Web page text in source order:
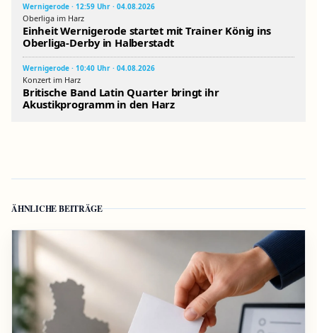
Wernigerode · 12:59 Uhr · 04.08.2026
Oberliga im Harz
Einheit Wernigerode startet mit Trainer König ins
Oberliga-Derby in Halberstadt
Wernigerode · 10:40 Uhr · 04.08.2026
Konzert im Harz
Britische Band Latin Quarter bringt ihr
Akustikprogramm in den Harz
ÄHNLICHE BEITRÄGE